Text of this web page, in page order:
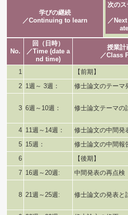
学びの継続
／Continuing to learn
次の
／
No.
回（日時）
／Time (date a
nd time)
授業計
／Class
1
【前期】
2 1週～ 3週： 修士論文のテーマ
3 6週～10週： 修士論文テーマの
4 11週～14週： 修士論文の中間発
5 15週： 修士論文の中間報
6
【後期】
7 16週～20週: 中間発表の再点検
8 21週～25週: 修士論文の発表と